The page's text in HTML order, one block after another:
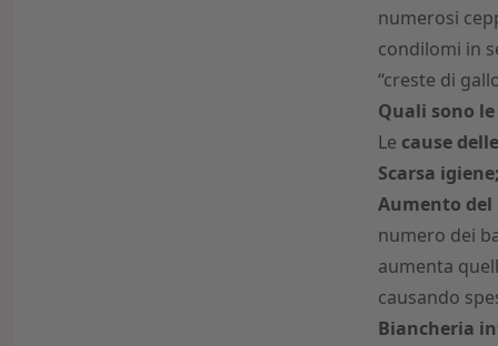
numerosi
condilomi in
“creste di
Quali sono le
Le cause
Scarsa
Aumento del
numero dei
aumenta
causando
Biancheria